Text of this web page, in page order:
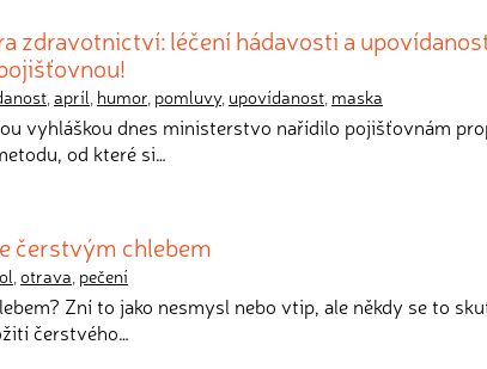
zdravotnictví: léčení hádavosti a
,apríl, humor, pomluvy, upovídanost, maska
vyhláškou dnes ministerstvo nařídilo pojišťovnám
od které si…
čerstvým chlebem
,otrava, pečení
Zní to jako nesmysl nebo vtip, ale někdy se to
čerstvého…